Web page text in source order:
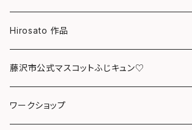
クリアファイル
マグカップ
スマホケース
Hirosato 作品
藤沢市公式マスコットふじキュン♡
クリアファイル
ワークショップ